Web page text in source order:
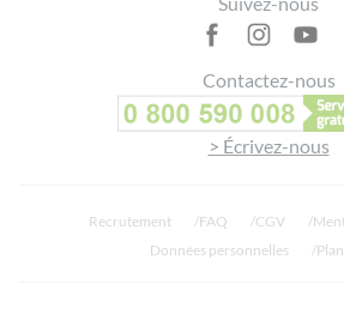
Contactez-nous
> Écrivez-nous
Recrutement FAQ CGV
Données personnelles